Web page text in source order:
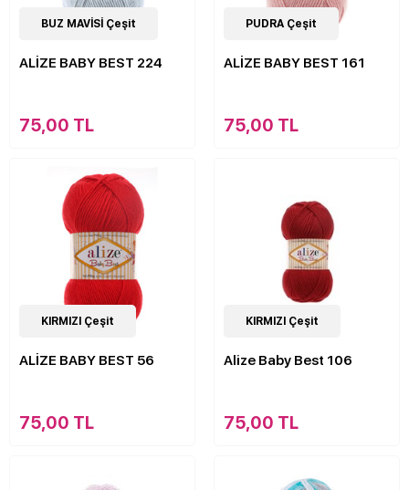
63Çeşit
BUZ MAVİSİ Çeşit
ALİZE BABY BEST 224
75,00 TL
63Çeşit
PUDRA Çeşit
ALİZE BABY BEST 161
75,00 TL
63Çeşit
KIRMIZI Çeşit
ALİZE BABY BEST 56
75,00 TL
63Çeşit
KIRMIZI Çeşit
Alize Baby Best 106
75,00 TL